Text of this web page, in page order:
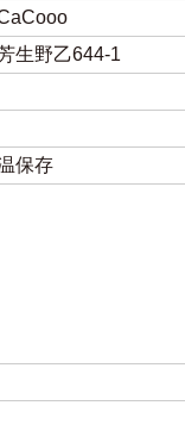
生野乙644-1
保存